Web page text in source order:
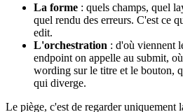
La forme : quels champs, quel
quel rendu des erreurs. C'est ce
edit.
L'orchestration : d'où viennent
endpoint on appelle au submit,
wording sur le titre et le bouton,
qui diverge.
Le piège, c'est de regarder uniquement